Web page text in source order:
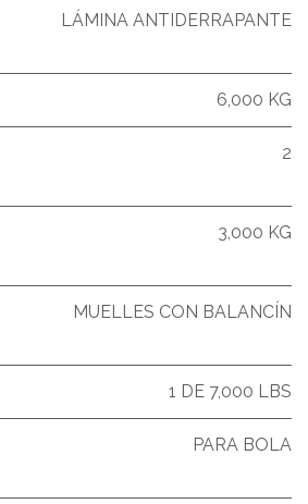
LÁMINA ANTIDERRAPANTE
6,000 KG
2
3,000 KG
MUELLES CON BALANCÍN
1 DE 7,000 LBS
PARA BOLA